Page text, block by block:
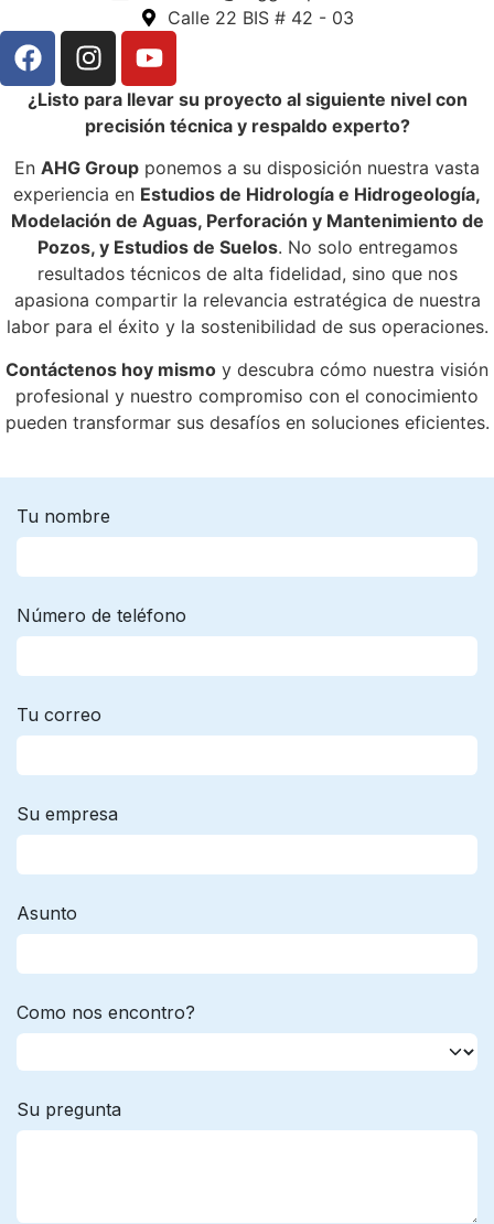
Calle 22 BIS # 42 - 03
¿Listo para llevar su proyecto al siguiente nivel con
precisión técnica y respaldo experto?
En AHG Group ponemos a su disposición nuestra vasta
experiencia en Estudios de Hidrología e Hidrogeología,
Modelación de Aguas, Perforación y Mantenimiento de
Pozos, y Estudios de Suelos. No solo entregamos
resultados técnicos de alta fidelidad, sino que nos
apasiona compartir la relevancia estratégica de nuestra
labor para el éxito y la sostenibilidad de sus operaciones.
Contáctenos hoy mismo y descubra cómo nuestra visión
profesional y nuestro compromiso con el conocimiento
pueden transformar sus desafíos en soluciones eficientes.